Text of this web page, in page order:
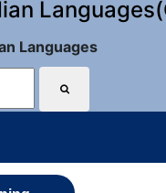
Languages